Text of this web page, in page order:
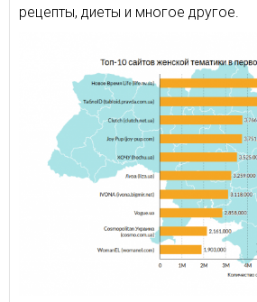
рецепты, диеты и многое другое.